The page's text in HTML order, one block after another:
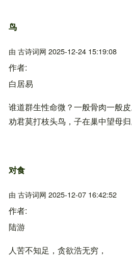
鸟
由 古诗词网 2025-12-24 15:19:08
作者
白居易
谁道群生性命微？一般骨肉一般皮
劝君莫打枝头鸟，子在巢中望母归
对食
由 古诗词网 2025-12-07 16:42:52
作者
陆游
人苦不知足，贪欲浩无穷，